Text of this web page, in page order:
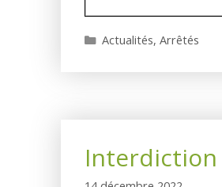
Catégories
Actualités, Arrêtés
Interdiction